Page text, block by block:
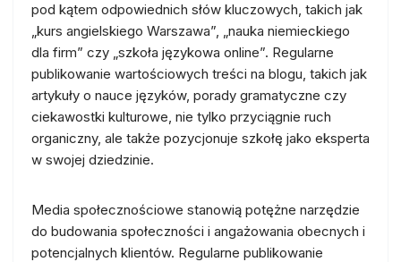
pod kątem odpowiednich słów kluczowych, takich jak
„kurs angielskiego Warszawa”, „nauka niemieckiego
dla firm” czy „szkoła językowa online”. Regularne
publikowanie wartościowych treści na blogu, takich jak
artykuły o nauce języków, porady gramatyczne czy
ciekawostki kulturowe, nie tylko przyciągnie ruch
organiczny, ale także pozycjonuje szkołę jako eksperta
w swojej dziedzinie.
Media społecznościowe stanowią potężne narzędzie
do budowania społeczności i angażowania obecnych i
potencjalnych klientów. Regularne publikowanie